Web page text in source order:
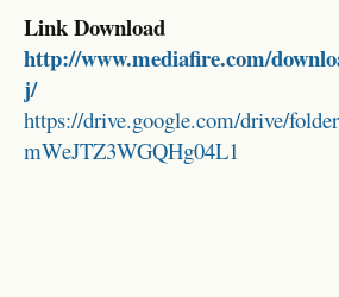
Link Download
http://www.mediafire.com/
j/
https://drive.google.com/drive/
mWeJTZ3WGQHg04L1